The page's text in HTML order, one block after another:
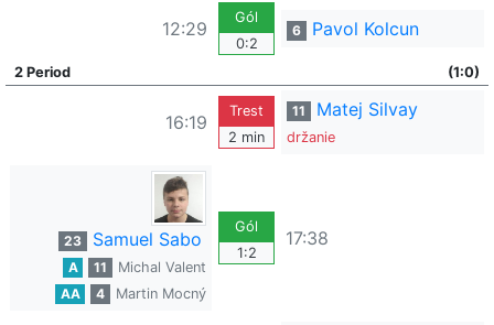
12:29
Gól
0:2
6 Pavol Kolcun
2 Period (1:0)
16:19
Trest
2 min
11 Matej Silvay
držanie
23 Samuel Sabo
A 11
Michal Valent
AA
4 Martin Mocný
Gól
1:2
17:38